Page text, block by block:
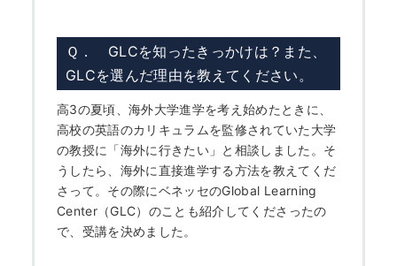
Ｑ． GLCを知ったきっかけは？また、
GLCを選んだ理由を教えてください。
高3の夏頃、海外大学進学を考え始めたときに、
高校の英語のカリキュラムを監修されていた大学
の教授に「海外に行きたい」と相談しました。そ
うしたら、海外に直接進学する方法を教えてくだ
さって。その際にベネッセのGlobal Learning
Center（GLC）のことも紹介してくださったの
で、受講を決めました。